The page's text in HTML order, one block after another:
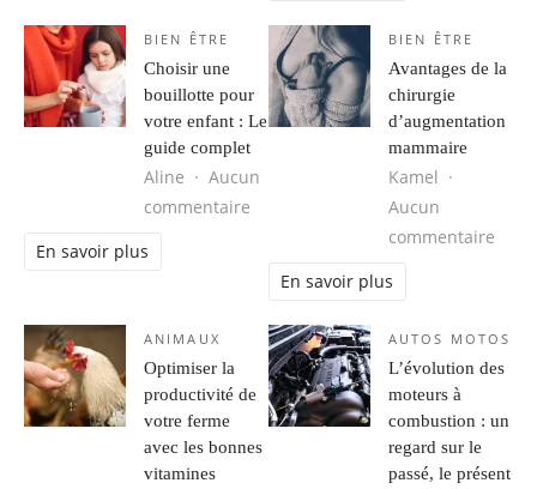
BIEN ÊTRE
Choisir une
bouillotte pour
votre enfant : Le
guide complet
Aline
Aucun
commentaire sur Choisir une bouillotte pour
En savoir plus
BIEN ÊTRE
Avantages de la
chirurgie
d’augmentation
mammaire
Kamel
Aucun
commentaire
En savoir plus
ANIMAUX
Optimiser la
productivité de
votre ferme
avec les bonnes
vitamines
AUTOS MOTOS
L’évolution des
moteurs à
combustion : un
regard sur le
passé, le présent